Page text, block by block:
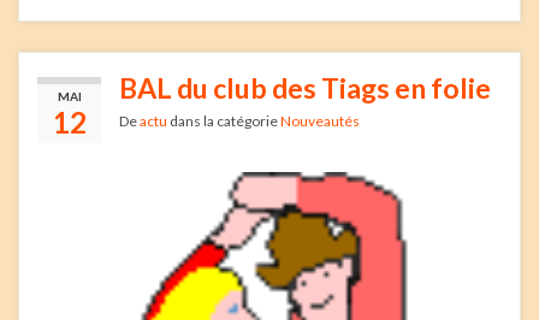
MAI
12
BAL du club des Tiags en folie
Deactu dans la catégorieNouveautés